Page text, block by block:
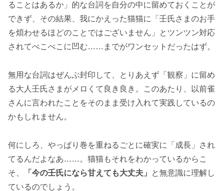
ることはあるか」的な台詞を自分の中に留めておくことが
できず、その結果、我にかえった猫猫に「壬氏さまのお手
を煩わせるほどのことではございません」とツンツン対応
されてべこべこに凹む……までがワンセットだったはず。
無用な台詞はぜんぶ封印して、とりあえず「観察」に留め
る大人壬氏さまがメロくて良き良き。このあたり、以前雀
さんに言われたことをそのまま受け入れて実践しているの
かもしれません。
何にしろ、やっぱり巻を重ねるごとに確実に「成長」され
てるんだよなあ……。猫猫もそれをわかっているからこ
そ、
「今の壬氏になら甘えても大丈夫」
と無意識に理解し
ているのでしょう。